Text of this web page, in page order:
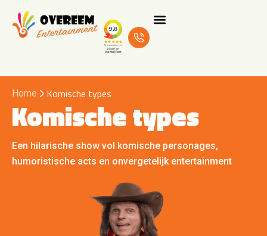
Home Komische types
Komische types
Een hilarische show vol komische personages,
humoristische acts en onvergetelijk entertainment